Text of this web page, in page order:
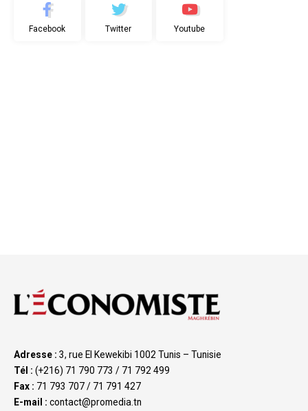
Facebook Twitter Youtube
Adresse : 3, rue El Kewekibi 1002 Tunis – Tunisie
Tél : (+216) 71 790 773 / 71 792 499
Fax : 71 793 707 / 71 791 427
E-mail : contact@promedia.tn